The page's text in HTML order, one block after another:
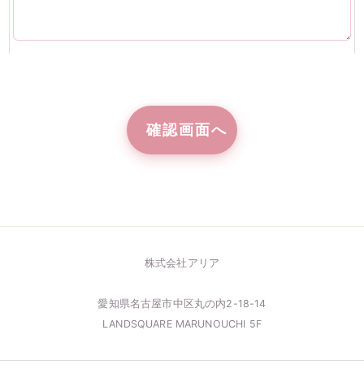
株式会社アリア
愛知県名古屋市中区丸の内2-18-14
LANDSQUARE MARUNOUCHI 5F